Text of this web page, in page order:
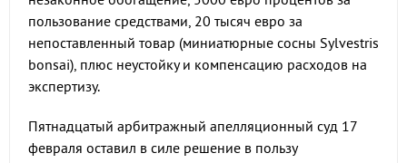
пользование средствами, 20 тысяч евро за
непоставленный товар (миниатюрные сосны Sylvestris
bonsai), плюс неустойку и компенсацию расходов на
экспертизу.
Пятнадцатый арбитражный апелляционный суд 17
февраля оставил в силе решение в пользу